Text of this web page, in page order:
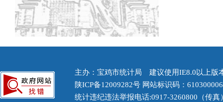
主办：宝鸡市统计局 建议使用IE8.0以上版
陕ICP备12009282号 网站标识码：
统计违纪违法举报电话:0917-3260800（传